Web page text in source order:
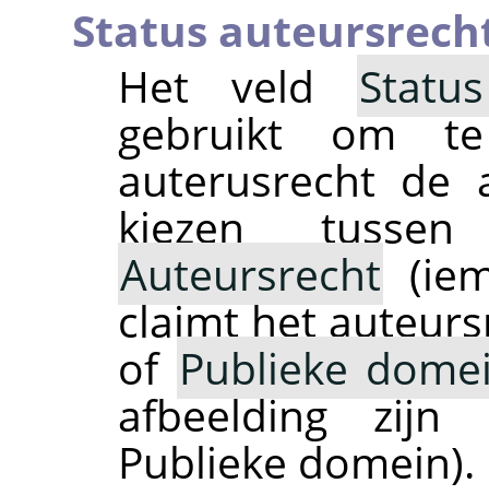
Status
Het veld
gebruikt om
auterusrecht de
kiezen
Auteursrecht
claimt het
of Publieke
afbeelding zijn
Publieke domein).